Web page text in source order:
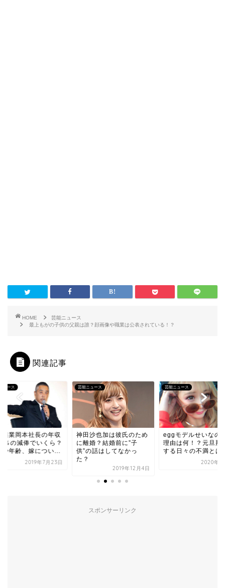
HOME
芸能ニュース
最上もがの子供の父親は誰？顔画像や職業は公表されている！？
関連記事
ュース
興業岡本社長の年収
％の減俸でいくら？
や年齢、嫁につい...
2019年7月23日
芸能ニュース
神田沙也加は彼氏のため
に離婚？結婚前に”子
供”の話はしてなかっ
た？
2019年12月4日
芸能ニュース
eggモデルせいなの
理由は何！？元旦那
する日々の不満とは
2020年9
スポンサーリンク